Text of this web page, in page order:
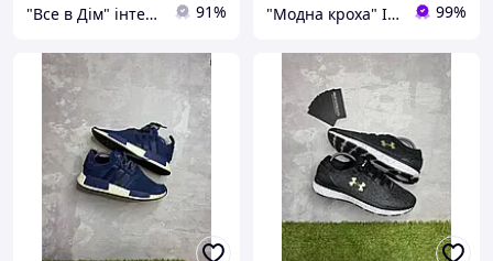
"Все в Дім" інтернет-магазин 91% "Модна кроха" Iнтернет-магазин дитячого одягу та взуття в роздріб 99%